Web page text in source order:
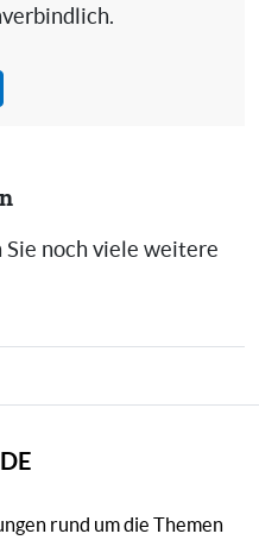
Sie noch viele weitere
rund um die Themen